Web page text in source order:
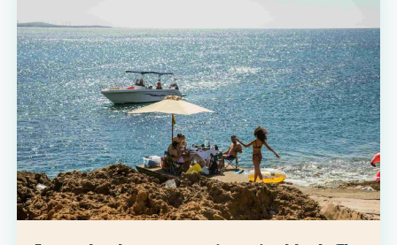
déjeuner : 120 DT…